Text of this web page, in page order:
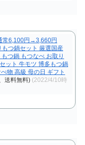
常6,100円→3,660円
つ鍋セット 厳選国産
つ鍋 もつなべ お取り
ット 牛モツ 博多もつ鍋
物 高級 母の日 ギフト
送料無料) (2022/4/10時